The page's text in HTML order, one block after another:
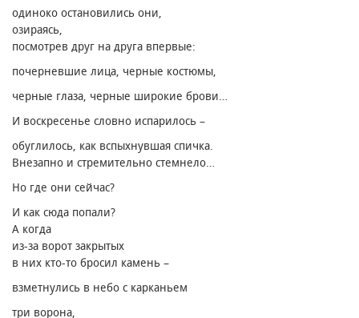
одиноко остановились они,
озираясь,
посмотрев друг на друга впервые:
почерневшие лица, черные костюмы,
черные глаза, черные широкие брови…
И воскресенье словно испарилось –
обуглилось, как вспыхнувшая спичка.
Внезапно и стремительно стемнело…
Но где они сейчас?
И как сюда попали?
А когда
из-за ворот закрытых
в них кто-то бросил камень –
взметнулись в небо с карканьем
три ворона,